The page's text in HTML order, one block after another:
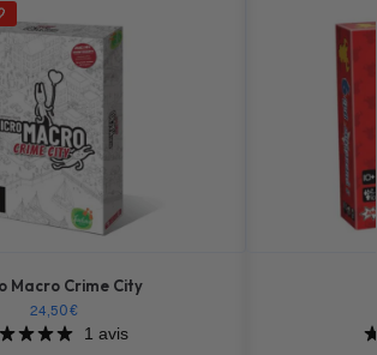
Macro Crime City
24,50€
1 avis